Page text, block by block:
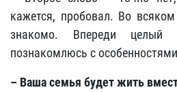
кажется, пробовал. Во
знакомо. Впереди целый
познакомлюсь с
– Ваша семья будет жить